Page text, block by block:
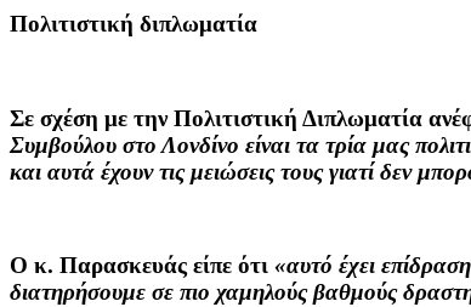
Πολιτιστική διπλωματία
Σε σχέση με την Πολιτιστική Διπλωματία
Συμβούλου στο Λονδίνο είναι τα τρία μας
και αυτά έχουν τις μειώσεις τους γιατί δεν
Ο κ. Παρασκευάς είπε ότι «αυτό έχει
διατηρήσουμε σε πιο χαμηλούς βαθμούς